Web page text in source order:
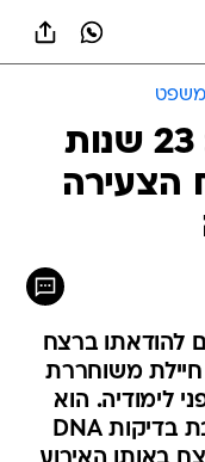
לאחר פענוח הרצח: 23 שנות
הצעירה
להודאתו ברצח
אז היתה חיילת משוחררת
לימודיה. הוא
נעצר בשנה שעברה לאחר הצלבת בדיקות DNA